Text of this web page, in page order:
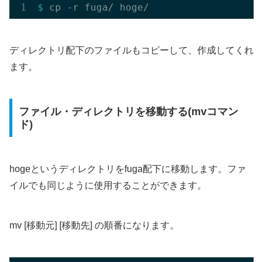
$
ディレクトリ配下のファイルもコピーして、作成してくれ
ます。
ファイル・ディレクトリを移動する(mvコマン
ド)
hogeというディレクトリをfuga配下に移動します。ファ
イルでも同じように使用することができます。
mv [移動元] [移動先] の順番になります。